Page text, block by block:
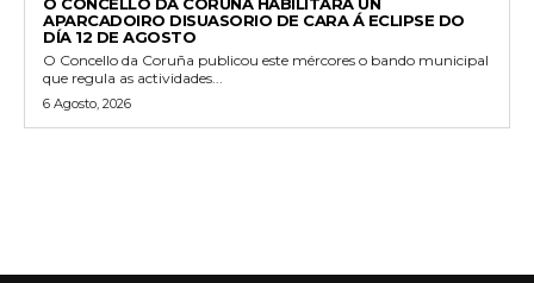
O CONCELLO DA CORUÑA HABILITARÁ UN
APARCADOIRO DISUASORIO DE CARA Á ECLIPSE DO
DÍA 12 DE AGOSTO
O Concello da Coruña publicou este mércores o bando municipal
que regula as actividades...
6 Agosto, 2026